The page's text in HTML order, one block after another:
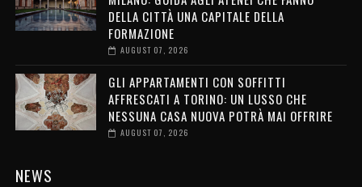
DELLA CITTÀ UNA CAPITALE DELLA
FORMAZIONE
AUGUST 07, 2026
GLI APPARTAMENTI CON SOFFITTI
AFFRESCATI A TORINO: UN LUSSO CHE
NESSUNA CASA NUOVA POTRÀ MAI OFFRIRE
AUGUST 07, 2026
NEWS